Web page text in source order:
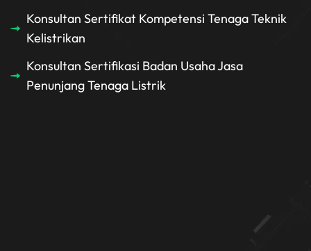
Konsultan Sertifikat Kompetensi Tenaga Teknik
Kelistrikan
Konsultan Sertifikasi Badan Usaha Jasa
Penunjang Tenaga Listrik